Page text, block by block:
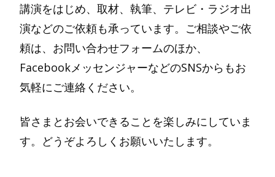
講演をはじめ、取材、執筆、テレビ・ラジオ出
演などのご依頼も承っています。ご相談やご依
頼は、お問い合わせフォームのほか、
FacebookメッセンジャーなどのSNSからもお
気軽にご連絡ください。
皆さまとお会いできることを楽しみにしていま
す。どうぞよろしくお願いいたします。